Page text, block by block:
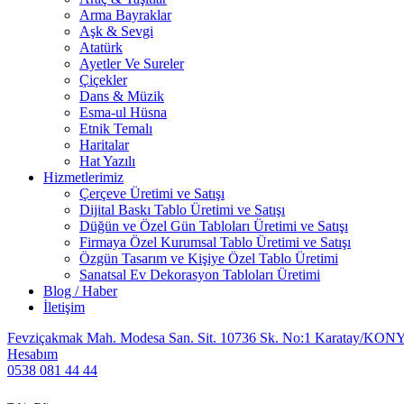
Arma Bayraklar
Aşk & Sevgi
Atatürk
Ayetler Ve Sureler
Çiçekler
Dans & Müzik
Esma-ul Hüsna
Etnik Temalı
Haritalar
Hat Yazılı
Hizmetlerimiz
Çerçeve Üretimi ve Satışı
Dijital Baskı Tablo Üretimi ve Satışı
Düğün ve Özel Gün Tabloları Üretimi ve Satışı
Firmaya Özel Kurumsal Tablo Üretimi ve Satışı
Özgün Tasarım ve Kişiye Özel Tablo Üretimi
Sanatsal Ev Dekorasyon Tabloları Üretimi
Blog / Haber
İletişim
Fevziçakmak Mah. Modesa San. Sit. 10736 Sk. No:1 Karatay/
Hesabım
0538 081 44 44